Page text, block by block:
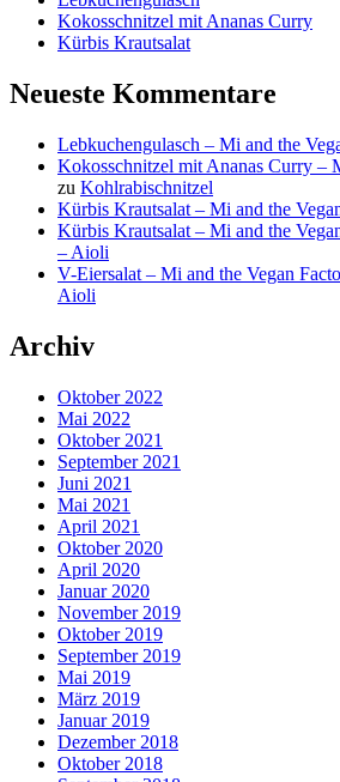
Kokosschnitzel mit Ananas Curry
Kürbis Krautsalat
Neueste Kommentare
Lebkuchengulasch – Mi and the
Kokosschnitzel mit Ananas Curry –
zu Kohlrabischnitzel
Kürbis Krautsalat – Mi and the
Kürbis Krautsalat – Mi and the
– Aioli
V-Eiersalat – Mi and the Vegan
Aioli
Archiv
Oktober 2022
Mai 2022
Oktober 2021
September 2021
Juni 2021
Mai 2021
April 2021
Oktober 2020
April 2020
Januar 2020
November 2019
Oktober 2019
September 2019
Mai 2019
März 2019
Januar 2019
Dezember 2018
Oktober 2018